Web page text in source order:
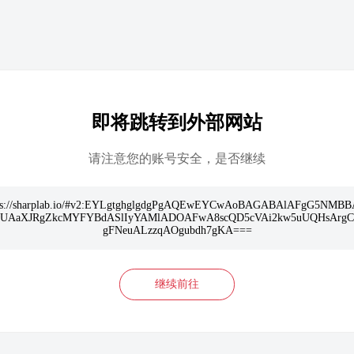
即将跳转到外部网站
请注意您的账号安全，是否继续
sharplab.io/
gFNeuALzzqAOgubdh7gKA===
继续前往